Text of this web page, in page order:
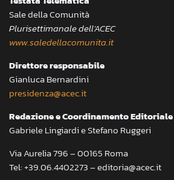
Sale della Comunità
Plurisettimanale dell’ACEC
www.saledellacomunita.it
Direttore responsabile
Gianluca Bernardini
presidenza@acec.it
Redazione e Coordinamento Editoriale
Gabriele Lingiardi e Stefano Ruggeri
Via Aurelia 796 – 00165 Roma
Tel: +39.06.4402273 – editoria@acec.it